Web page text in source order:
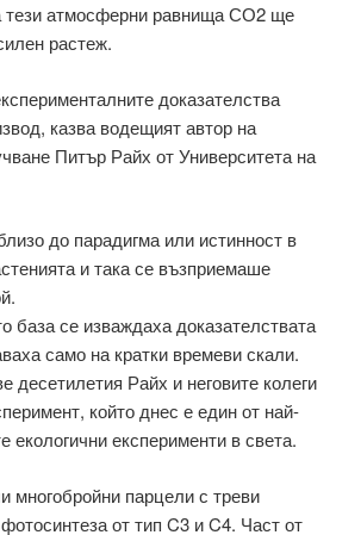
тези атмосферни равнища СО2 ще
растеж.
доказателства
казва водещият автор на
Питър Райх от Университета на
до парадигма или истинност в
и така се възприемаше
база се изваждаха доказателствата
само на кратки времеви скали.
десетилетия Райх и неговите колеги
който днес е един от най-
екологични експерименти в света.
многобройни парцели с треви
от тип C3 и C4. Част от